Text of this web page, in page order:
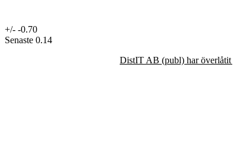
+/- -0.70
Senaste 0.14
DistIT AB (publ) har överlåtit